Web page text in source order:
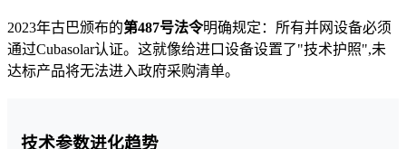
2023年古巴颁布的第487号法令明确规定：所有并网设备必须
通过Cubasolar认证。这就像给进口设备设置了"技术护照",未
达标产品将无法进入政府采购清单。
技术参数进化趋势